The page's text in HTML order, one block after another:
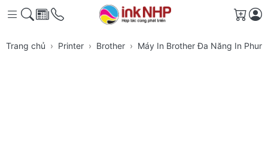
Giỏ
Trang chủ Printer Brother Máy In Brother Đa Năng In Phun